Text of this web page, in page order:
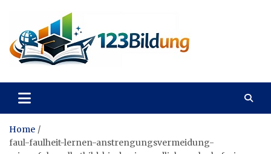
content
123Bildung
Home
faul-faulheit-lernen-anstrengungsvermeidung-